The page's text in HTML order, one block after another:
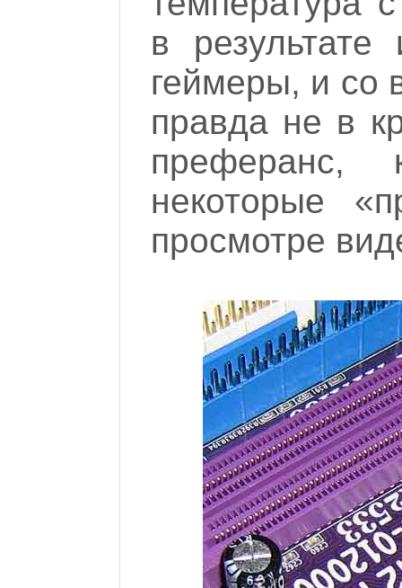
в
геймеры, и со
правда не в
преферанс,
некоторые
просмотре